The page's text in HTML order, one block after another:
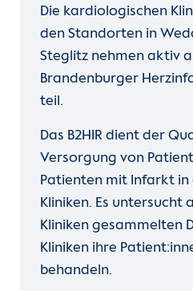
Die kardiologischen
den Standorten in
Steglitz nehmen aktiv
Brandenburger
teil.
Das B2HIR dient der
Versorgung von
Patienten mit Infarkt
Kliniken. Es untersucht
Kliniken gesammelten
Kliniken ihre
behandeln.